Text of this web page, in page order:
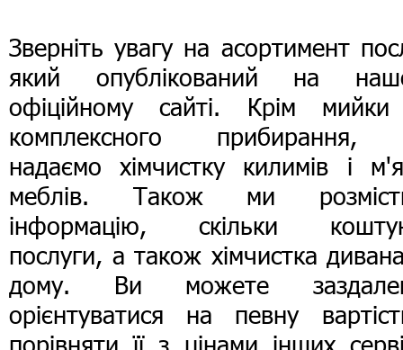
Зверніть увагу на асортимент
який опублікований на
офіційному сайті. Крім
комплексного
надаємо хімчистку килимів і
меблів. Також ми
інформацію, скільки
послуги, а також хімчистка
дому. Ви можете
орієнтуватися на певну